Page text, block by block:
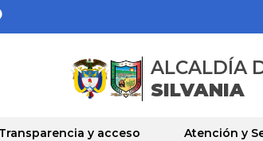
ALCALDÍA
SILVANIA
Transparencia y acceso
Atención y